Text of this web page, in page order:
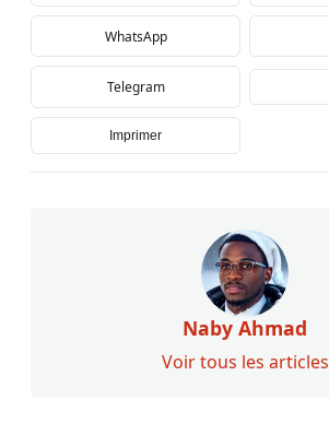
WhatsApp
Telegram
Imprimer
Naby Ahmad
Voir tous les articles